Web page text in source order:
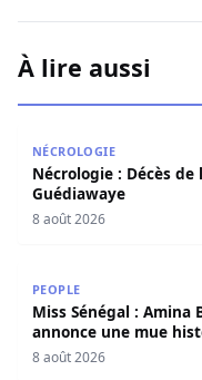
À lire aussi
NÉCROLOGIE
Nécrologie : Décès de
Guédiawaye
8 août 2026
PEOPLE
Miss Sénégal :
annonce une mue
8 août 2026